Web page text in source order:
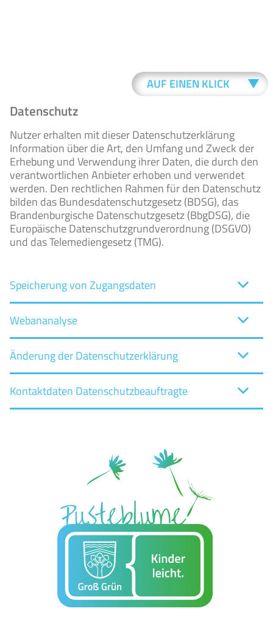
AUF EINEN KLICK
AKTUELLES TAGES-
ABLAUF
UNSERE
RÄUME
ERLEBNIS-
GARTEN
Datenschutz
Nutzer erhalten mit dieser Datenschutzerklärung
Information über die Art, den Umfang und Zweck der
Erhebung und Verwendung ihrer Daten, die durch den
verantwortlichen Anbieter erhoben und verwendet
werden. Den rechtlichen Rahmen für den Datenschutz
bilden das Bundesdatenschutzgesetz (BDSG), das
Brandenburgische Datenschutzgesetz (BbgDSG), die
Europäische Datenschutzgrundverordnung (DSGVO)
und das Telemediengesetz (TMG).
Speicherung von Zugangsdaten
Webananalyse
Änderung der Datenschutzerklärung
Kontaktdaten Datenschutzbeauftragte